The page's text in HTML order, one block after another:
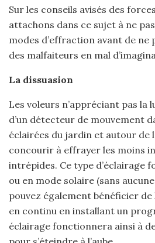
Sur les conseils avisés des
attachons dans ce sujet à ne
modes d’effraction avant de ne
des malfaiteurs en mal
La dissuasion
Les voleurs n’appréciant pas la
d’un détecteur de mouvement
éclairées du jardin et autour de
concourir à effrayer les moins
intrépides. Ce type d’éclairage
ou en mode solaire (sans
pouvez également bénéficier
en continu en installant un
éclairage fonctionnera ainsi à